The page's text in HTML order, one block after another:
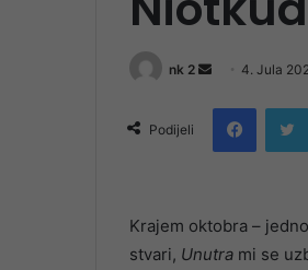
nk 2
Send
email
4. Jula
Podijeli
Krajem oktobra –
stvari, Unutra mi se